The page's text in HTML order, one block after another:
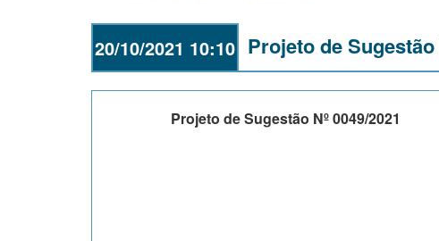
20/10/2021 10:10 Projeto de Sugestão
Projeto de Sugestão Nº 0049/2021